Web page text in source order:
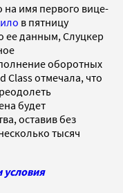
на имя первого вице-
в пятницу
ее данным, Слуцкер
оборотных
Class отмечала, что
будет
оставив без
тысяч
условия